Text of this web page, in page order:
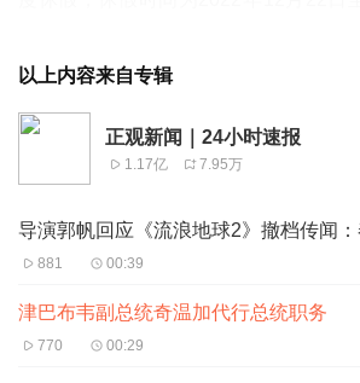
以上内容来自专辑
正观新闻｜24小时速报
1.17亿 7.95万
881 00:39
津巴布韦副总统奇温加代行总统职务
770 00:29